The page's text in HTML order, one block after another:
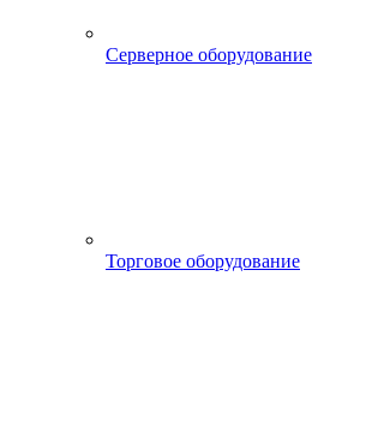
Серверное оборудование
Торговое оборудование